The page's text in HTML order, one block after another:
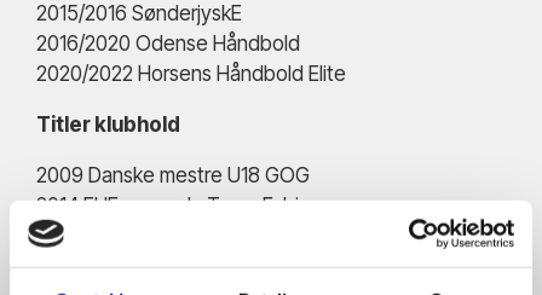
2015/2016 SønderjyskE
2016/2020 Odense Håndbold
2020/2022 Horsens Håndbold Elite
Titler klubhold
2009 Danske mestre U18 GOG
2014 EHF-cup sølv Team Esbjerg
2015 Dm sølv Team Esbjerg
2018 Dm sølv Odense Håndbold